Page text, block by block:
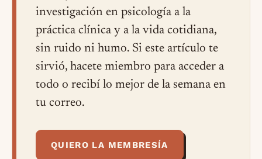
investigación en psicología a la
práctica clínica y a la vida cotidiana,
sin ruido ni humo. Si este artículo te
sirvió, hacete miembro para acceder a
todo o recibí lo mejor de la semana en
tu correo.
QUIERO LA MEMBRESÍA